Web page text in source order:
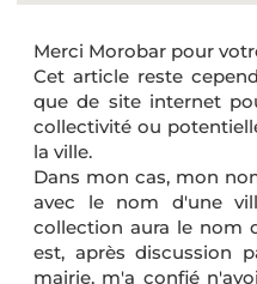
Merci Morobar pour
Cet article reste
que de site internet
collectivité ou
la ville.
Dans mon cas, mon
avec le nom d'une
collection aura le nom
est, après discussion
mairie, m'a confié